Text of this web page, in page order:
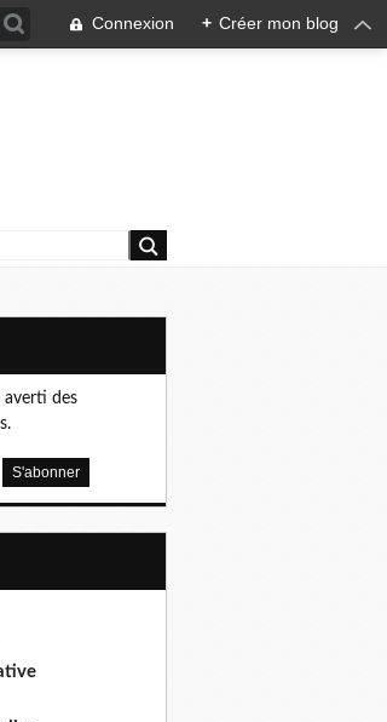
Connexion + Créer mon blog
averti des